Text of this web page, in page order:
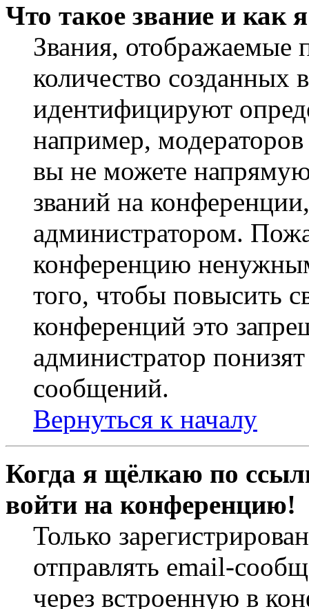
Что такое звание и как
Звания,
количество
идентифицируют
например,
вы не можете
званий на
администратором.
конференцию
того, чтобы повысить
конференций это
администратор
сообщений.
Вернуться к началу
Когда я щёлкаю по
войти на конференцию!
Только
отправлять email-
через встроенную в